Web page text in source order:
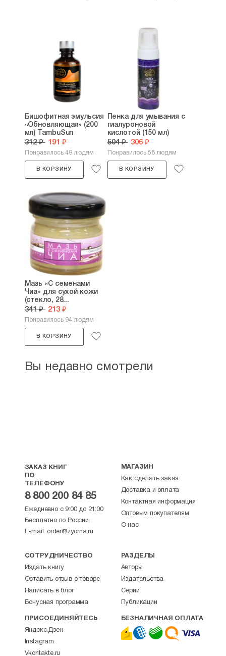
Бишофитная эмульсия
«Обновляющая» (200
мл) TambuSun
312 ₽ 191 ₽
Понравилось 49 людям
В КОРЗИНУ
Пенка для умывания с
гиалуроновой
кислотой (150 мл)
504 ₽ 306 ₽
Понравилось 58 людям
В КОРЗИНУ
Мазь «С семенами
Чиа» для сухой кожи
(стекло, 28...
341 ₽ 213 ₽
Понравилось 94 людям
В КОРЗИНУ
Вы недавно смотрели
ЗАКАЗ КНИГ
ПО
ТЕЛЕФОНУ
8 800 200 84 85
Ежедневно с 9:00 до 21:00
Бесплатно по России.
E-mail: order@zyorna.ru
МАГАЗИН
Как сделать заказ
Доставка и оплата
Контактная информация
Оптовым покупателям
О нас
СОТРУДНИЧЕСТВО
Издать книгу
Оставить отзыв о товаре
Написать в блог
Бонусная программа
РАЗДЕЛЫ
Авторы
Издательства
Серии
Публикации
ПРИСОЕДИНЯЙТЕСЬ
Яндекс.Дзен
Instagram
Vkontakte.ru
БЕЗНАЛИЧНАЯ ОПЛАТА